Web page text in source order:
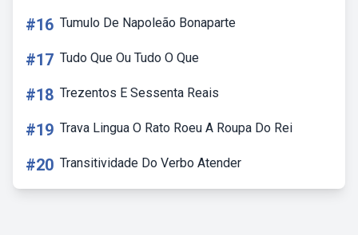
#16 Tumulo De Napoleão Bonaparte
#17 Tudo Que Ou Tudo O Que
#18 Trezentos E Sessenta Reais
#19 Trava Lingua O Rato Roeu A Roupa Do Rei
#20 Transitividade Do Verbo Atender